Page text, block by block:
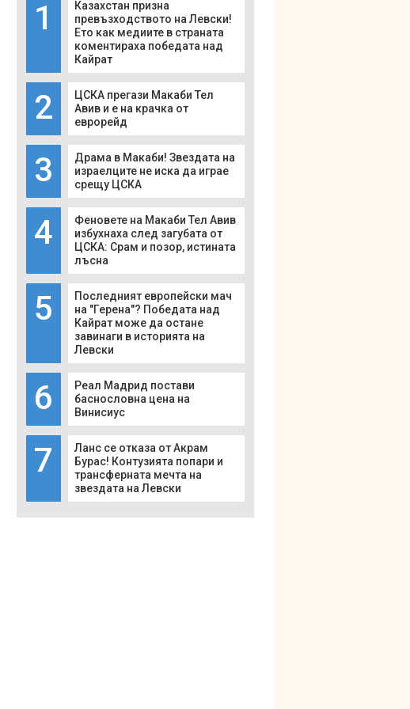
1
Казахстан призна
превъзходството на Левски!
Ето как медиите в страната
коментираха победата над
Кайрат
2
ЦСКА прегази Макаби Тел
Авив и е на крачка от
еврорейд
3
Драма в Макаби! Звездата на
израелците не иска да играе
срещу ЦСКА
4
Феновете на Макаби Тел Авив
избухнаха след загубата от
ЦСКА: Срам и позор, истината
лъсна
5
Последният европейски мач
на "Герена"? Победата над
Кайрат може да остане
завинаги в историята на
Левски
6
Реал Мадрид постави
баснословна цена на
Винисиус
7
Ланс се отказа от Акрам
Бурас! Контузията попари и
трансферната мечта на
звездата на Левски